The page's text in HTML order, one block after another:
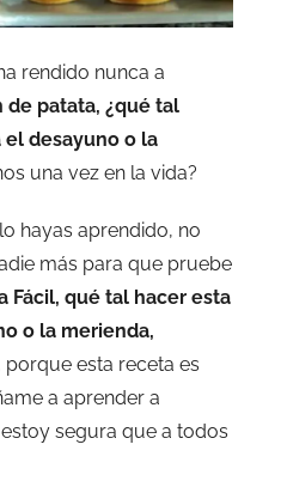
rendido nunca a
de patata, ¿qué tal
el desayuno o la
una vez en la vida?
hayas aprendido, no
más para que pruebe
Fácil, qué tal hacer esta
o la merienda,
esta receta es
a aprender a
segura que a todos